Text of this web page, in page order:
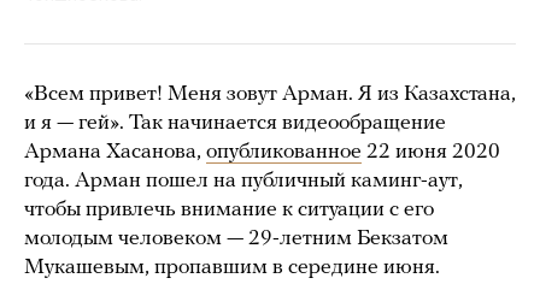
«Всем привет! Меня зовут Арман. Я из Казахстана,
и я — гей». Так начинается видеообращение
Армана Хасанова, опубликованное 22 июня 2020
года. Арман пошел на публичный каминг-аут,
чтобы привлечь внимание к ситуации с его
молодым человеком — 29-летним Бекзатом
Мукашевым, пропавшим в середине июня.